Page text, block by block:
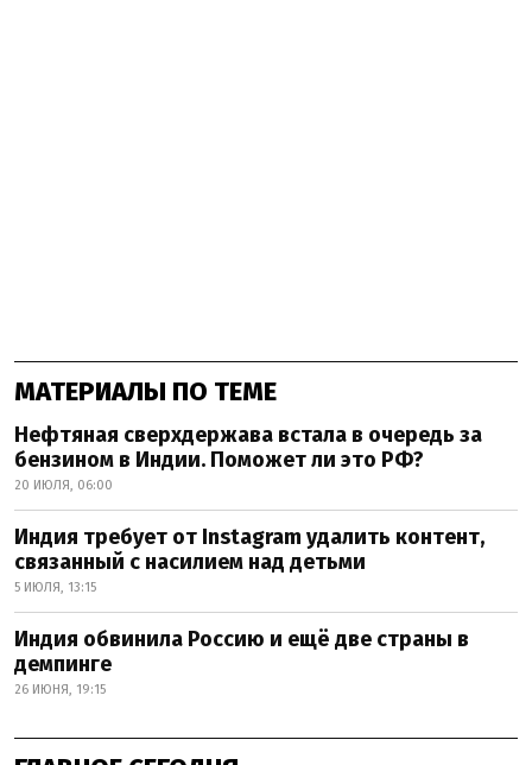
МАТЕРИАЛЫ ПО ТЕМЕ
Нефтяная сверхдержава встала в очередь за
бензином в Индии. Поможет ли это РФ?
20 ИЮЛЯ, 06:00
Индия требует от Instagram удалить контент,
связанный с насилием над детьми
5 ИЮЛЯ, 13:15
Индия обвинила Россию и ещё две страны в
демпинге
26 ИЮНЯ, 19:15